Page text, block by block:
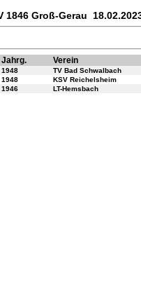
Groß-Gerau
Jahrg. Verein
1948
TV Bad Schwalbach
1948
KSV Reichelsheim
1946 LT-Hemsbach